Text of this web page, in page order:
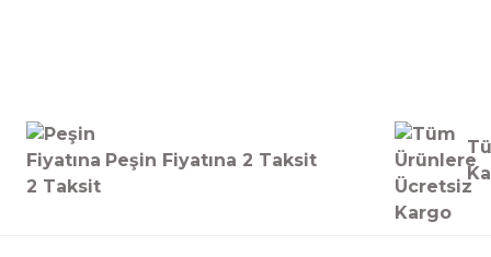
Yorum Yaz
Peşin Fiyatına 2 Taksit